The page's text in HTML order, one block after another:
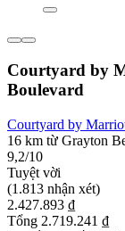
Courtyard by
Boulevard
Courtyard by
16 km từ Grayton
9,2/10
Tuyệt vời
(1.813 nhận xét)
2.427.893 ₫
Tổng 2.719.241 ₫